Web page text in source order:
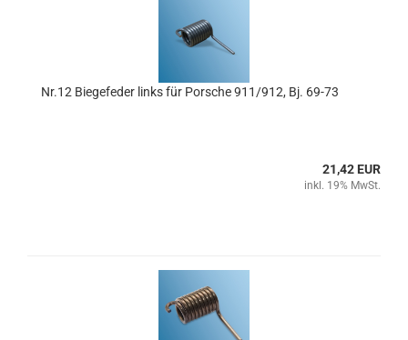
Nr.12 Biegefeder links für Porsche 911/912, Bj. 69-73
21,42 EUR
inkl. 19% MwSt.